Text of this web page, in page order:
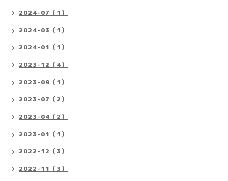
2024-07（1）
2024-03（1）
2024-01（1）
2023-12（4）
2023-09（1）
2023-07（2）
2023-04（2）
2023-01（1）
2022-12（3）
2022-11（3）